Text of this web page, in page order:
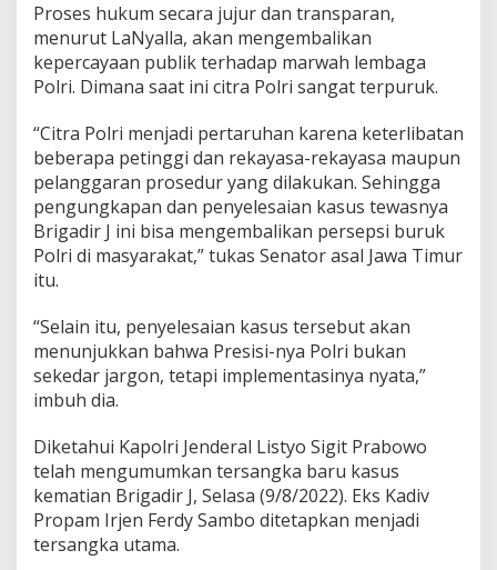
Proses hukum secara jujur dan transparan,
menurut LaNyalla, akan mengembalikan
kepercayaan publik terhadap marwah lembaga
Polri. Dimana saat ini citra Polri sangat terpuruk.
“Citra Polri menjadi pertaruhan karena keterlibatan
beberapa petinggi dan rekayasa-rekayasa maupun
pelanggaran prosedur yang dilakukan. Sehingga
pengungkapan dan penyelesaian kasus tewasnya
Brigadir J ini bisa mengembalikan persepsi buruk
Polri di masyarakat,” tukas Senator asal Jawa Timur
itu.
“Selain itu, penyelesaian kasus tersebut akan
menunjukkan bahwa Presisi-nya Polri bukan
sekedar jargon, tetapi implementasinya nyata,”
imbuh dia.
Diketahui Kapolri Jenderal Listyo Sigit Prabowo
telah mengumumkan tersangka baru kasus
kematian Brigadir J, Selasa (9/8/2022). Eks Kadiv
Propam Irjen Ferdy Sambo ditetapkan menjadi
tersangka utama.